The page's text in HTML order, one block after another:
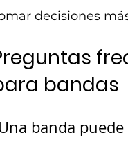
decisiones
bandas
banda